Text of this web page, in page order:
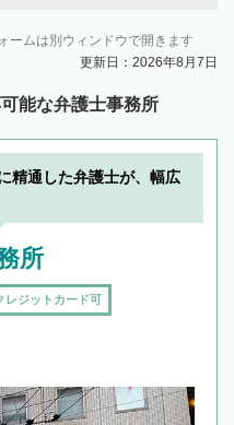
ームは別ウィンドウで開きます
更新日：2026年8月7日
能な弁護士事務所
精通した弁護士が、幅広
所
レジットカード可